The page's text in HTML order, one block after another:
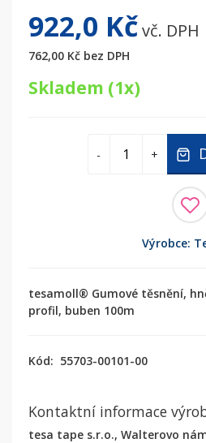
922,0 Kčvč. DPH
762,00 Kč bez DPH
Skladem (1x)
- +
Výrobce:
tesamoll® Gumové těsnění,
profil, buben 100m
Kód: 55703-00101-00
Kontaktní informace
tesa tape s.r.o., Walterovo